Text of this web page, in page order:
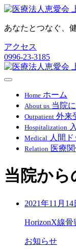
あなたとつなぐ、
アクセス
0996-23-3185
Home ホーム
About us 当院
Outpatient 外来
Hospitalization
Medical 人間
Relation 医療
当院か
2021年11月14
HorizonX線骨
お知らせ